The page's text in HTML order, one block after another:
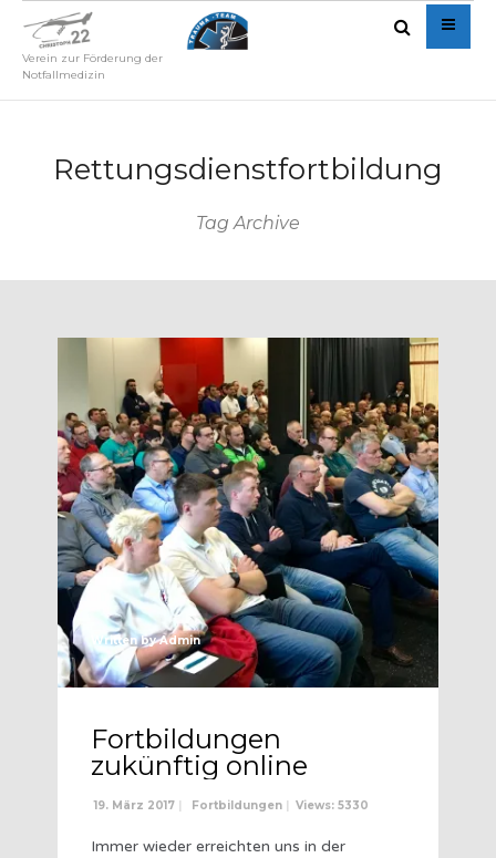
Verein zur Förderung der
Notfallmedizin
Rettungsdienstfortbildung
Tag Archive
Written byAdmin
Fortbildungen
zukünftig online
19. März 2017 Fortbildungen Views: 5330
Immer wieder erreichten uns in der